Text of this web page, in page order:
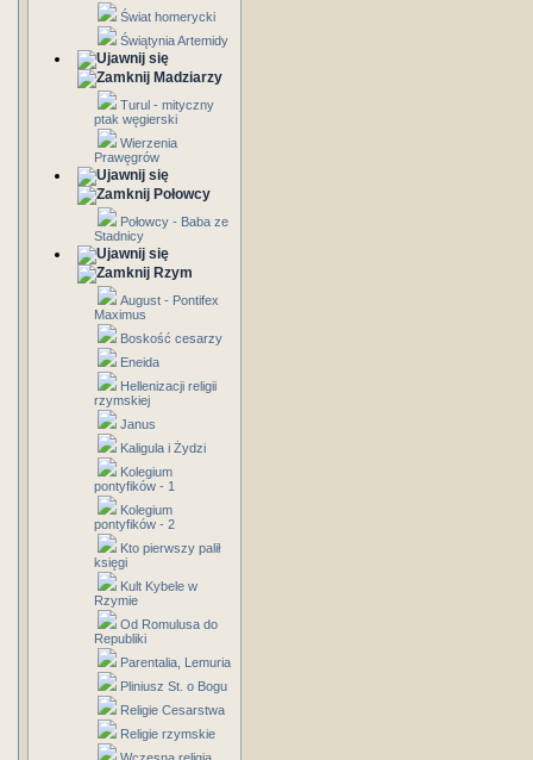
Świat homerycki
Świątynia Artemidy
Madziarzy
Turul - mityczny
ptak węgierski
Wierzenia
Prawęgrów
Połowcy
Połowcy - Baba ze
Stadnicy
Rzym
August - Pontifex
Maximus
Boskość cesarzy
Eneida
Hellenizacji religii
rzymskiej
Janus
Kaligula i Żydzi
Kolegium
pontyfików - 1
Kolegium
pontyfików - 2
Kto pierwszy palił
księgi
Kult Kybele w
Rzymie
Od Romulusa do
Republiki
Parentalia, Lemuria
Pliniusz St. o Bogu
Religie Cesarstwa
Religie rzymskie